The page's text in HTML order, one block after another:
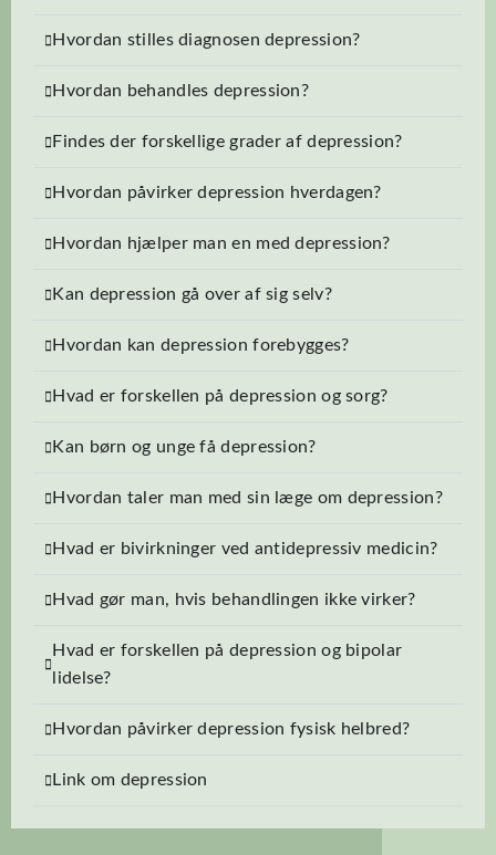
Hvordan stilles diagnosen depression?
Hvordan behandles depression?
Findes der forskellige grader af depression?
Hvordan påvirker depression hverdagen?
Hvordan hjælper man en med depression?
Kan depression gå over af sig selv?
Hvordan kan depression forebygges?
Hvad er forskellen på depression og sorg?
Kan børn og unge få depression?
Hvordan taler man med sin læge om depression?
Hvad er bivirkninger ved antidepressiv medicin?
Hvad gør man, hvis behandlingen ikke virker?
Hvad er forskellen på depression og bipolar
lidelse?
Hvordan påvirker depression fysisk helbred?
Link om depression